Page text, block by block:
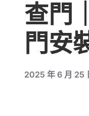
查門
門安
2025 年 6 月 25